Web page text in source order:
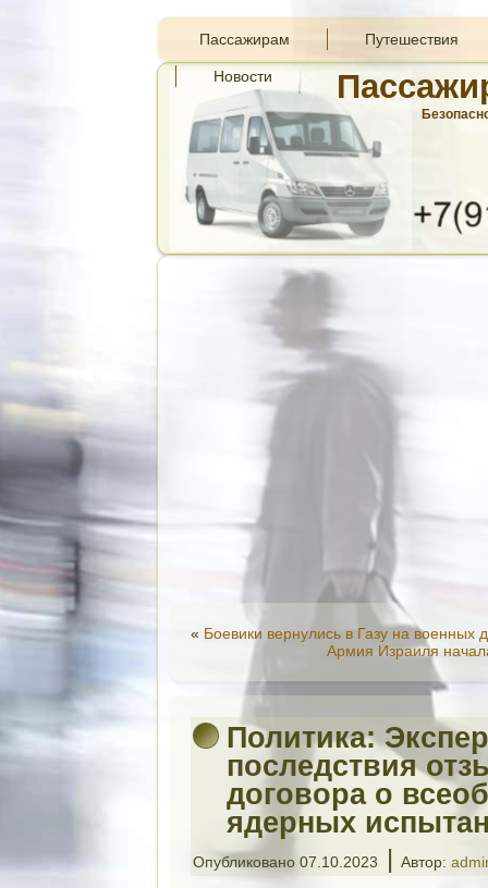
Пассажирам Путешествия
Новости
« Боевики вернулись в Газу на военных
Армия Израиля
Политика:
последствия
договора о
ядерных
Опубликовано 07.10.2023 | Автор: